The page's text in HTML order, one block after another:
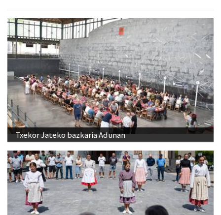
Txekor Jateko bazkaria Adunan